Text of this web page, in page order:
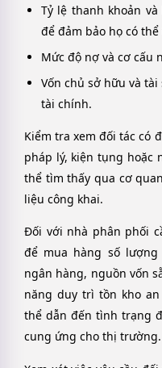
Tỷ lệ thanh khoản
để đảm bảo họ có
Mức độ nợ và cơ cấu
Vốn chủ sở hữu và
tài chính.
Kiểm tra xem đối tác có
pháp lý, kiện tụng hoặc
thể tìm thấy qua cơ
liệu công khai.
Đối với nhà phân phối
để mua hàng số
ngân hàng, nguồn vốn
năng duy trì tồn kho
thể dẫn đến tình trạng
cung ứng cho thị trường.